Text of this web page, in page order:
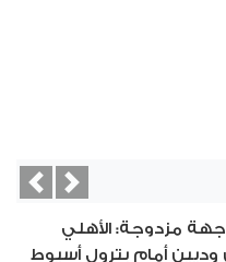
مزدوجة: الأهلي
وديين أمام بترول أسيوط
Next